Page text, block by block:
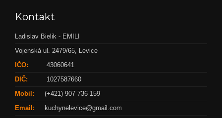
Kontakt
Ladislav Bielik - EMILI
Vojenská ul. 2479/65, Levice
IČO:
43060641
DIČ:
1027587660
Mobil:
(+421) 907 736 159
Email:
kuchynelevice@gmail.com